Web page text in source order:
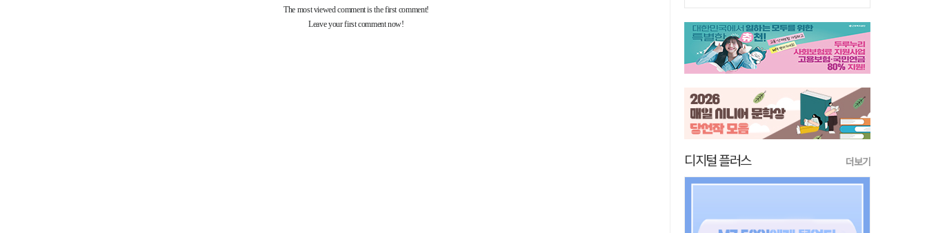
디지털 플러스 더보기